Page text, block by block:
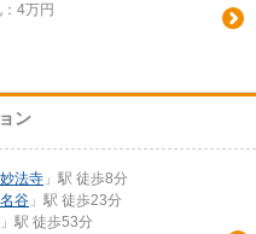
4万円
ン
妙法寺 」駅 徒歩8分
名谷 」駅 徒歩23分
」駅 徒歩53分